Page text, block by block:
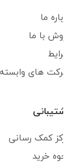
درباره ما
فروش با ما
شرایط
شرکت های وابسته
پشتیبانی
مرکز کمک رسانی
نحوه خرید